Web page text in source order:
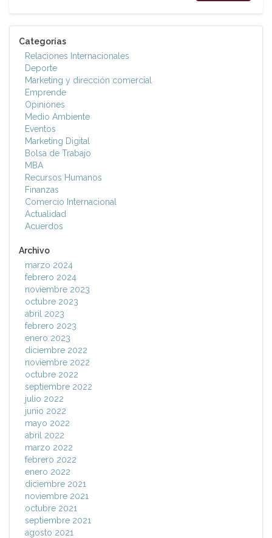
Categorías
Relaciones Internacionales
Deporte
Marketing y dirección comercial
Emprende
Opiniones
Medio Ambiente
Eventos
Marketing Digital
Bolsa de Trabajo
MBA
Recursos Humanos
Finanzas
Comercio Internacional
Actualidad
Acuerdos
Archivo
marzo 2024
febrero 2024
noviembre 2023
octubre 2023
abril 2023
febrero 2023
enero 2023
diciembre 2022
noviembre 2022
octubre 2022
septiembre 2022
julio 2022
junio 2022
mayo 2022
abril 2022
marzo 2022
febrero 2022
enero 2022
diciembre 2021
noviembre 2021
octubre 2021
septiembre 2021
agosto 2021